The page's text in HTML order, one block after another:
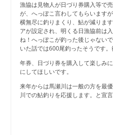
漁協は見物人が日づり券購入等で
が、へっぽこ言わしてもらいます
横無尽に釣りまくり、鮎が減りま
アが設定され、明くる日漁協前は
ね！へっぽこが釣った後じゃない
いた話では600尾釣ったそうです。
年券、日づり券を購入して楽しみ
にしてほしいです。
来年からは馬瀬川は一般の方を最
川での鮎釣りを応援します。と宣